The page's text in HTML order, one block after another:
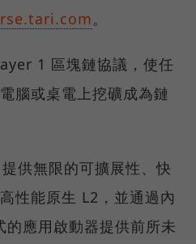
。
1 區塊鏈協議，使任
腦或桌電上挖礦成為鏈
供無限的可擴展性、快
性能原生 L2，並通過內
應用啟動器提供前所未